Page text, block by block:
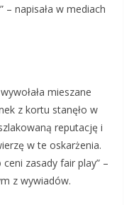
– napisała w mediach
mieszane
z kortu stanęło w
reputację i
w te oskarżenia.
zasady fair play” –
z wywiadów.